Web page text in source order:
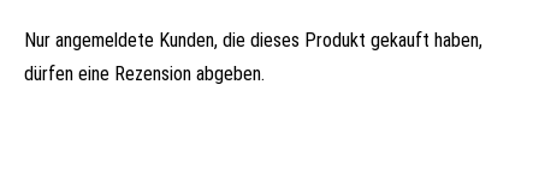
Nur angemeldete Kunden, die dieses Produkt gekauft haben,
dürfen eine Rezension abgeben.